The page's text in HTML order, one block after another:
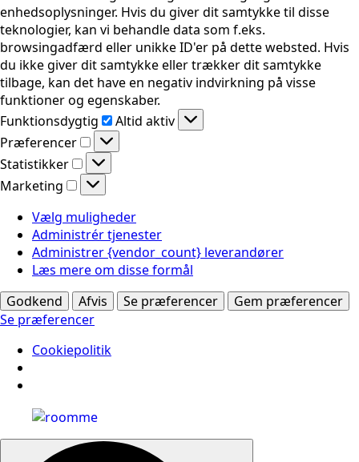
enhedsoplysninger. Hvis du giver dit samtykke til disse
teknologier, kan vi behandle data som f.eks.
browsingadfærd eller unikke ID'er på dette websted. Hvis
du ikke giver dit samtykke eller trækker dit samtykke
tilbage, kan det have en negativ indvirkning på visse
funktioner og egenskaber.
Funktionsdygtig
Funktionsdygtig
Altid aktiv
Præferencer
Præferencer
Statistikker
Statistikker
Marketing
Marketing
Vælg muligheder
Administrér tjenester
Administrer {vendor_count} leverandører
Læs mere om disse formål
Godkend
Afvis Se præferencer
Gem præferencer
Se præferencer
Cookiepolitik
Search